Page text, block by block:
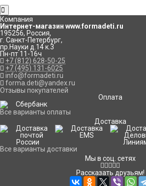
Компания
Интернет-магазин www.formadeti.ru
195256, Россия,
г. Санкт-Петербург,
пр.Науки д.14 к.3
Пн-пт 11-16ч
+7 (812) 628-50-25
+7 (495) 131-6025
info@formadeti.ru
forma.deti@yandex.ru
Отзывы покупателей
Оплата
Все варианты оплаты
Доставка
Все варианты доставки
Мы в соц. сетях
Рассказать друзьям!